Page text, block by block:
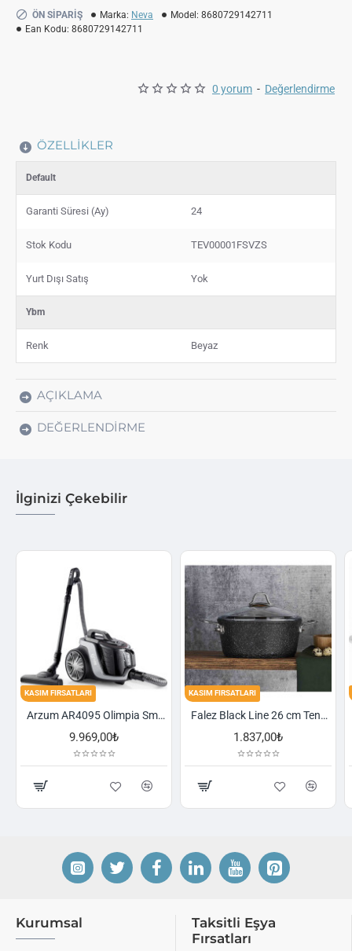
0 yorum - Değerlendirme
ÖN SIPARIŞ Marka: Neva Model: 8680729142711
Ean Kodu: 8680729142711
ÖZELLIKLER
Default
Garanti Süresi (Ay) 24
Stok Kodu TEV00001FSVZS
Yurt Dışı Satış Yok
Ybm
Renk Beyaz
AÇIKLAMA
DEĞERLENDIRME
İlginizi Çekebilir
Arzum AR4095 Olimpia Smart Cyclone Filtreli Süpürge - Füme Falez Black Line 26 cm Tencere
KASIM FIRSATLARI
Kurumsal
Taksitli Eşya
Fırsatları